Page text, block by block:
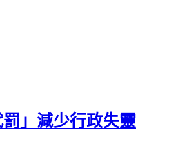
」減少行政失靈